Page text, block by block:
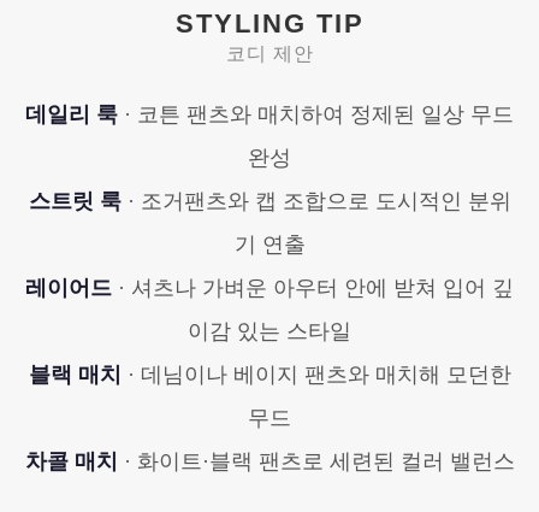
STYLING TIP
코디 제안
데일리 룩 · 코튼 팬츠와 매치하여 정제된 일상 무드
완성
스트릿 룩· 조거팬츠와 캡 조합으로 도시적인 분위
기 연출
레이어드 · 셔츠나 가벼운 아우터 안에 받쳐 입어 깊
이감 있는 스타일
블랙 매치 · 데님이나 베이지 팬츠와 매치해 모던한
무드
차콜 매치 · 화이트·블랙 팬츠로 세련된 컬러 밸런스